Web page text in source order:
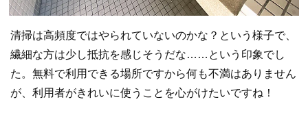
清掃は高頻度ではやられていないのかな？という様子で、
繊細な方は少し抵抗を感じそうだな……という印象でし
た。無料で利用できる場所ですから何も不満はありません
が、利用者がきれいに使うことを心がけたいですね！